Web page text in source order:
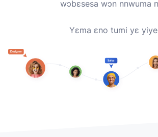
wɔbɛsesa wɔn nnwuma
Yɛma ɛno tumi yɛ